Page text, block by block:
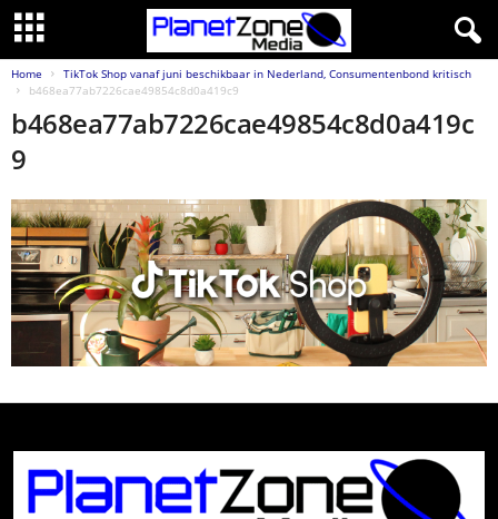
Home
TikTok Shop vanaf juni beschikbaar in Nederland, Consumentenbond kritisch
b468ea77ab7226cae49854c8d0a419c9
b468ea77ab7226cae49854c8d0a419c
9